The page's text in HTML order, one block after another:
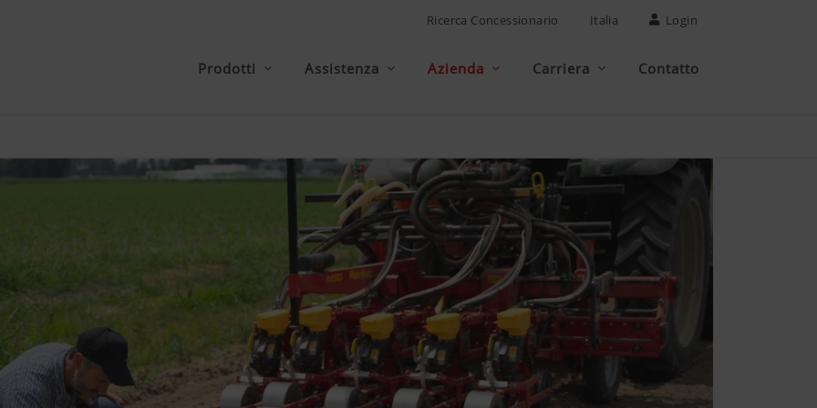
Ricerca Concessionario Italia Login
Prodotti Assistenza Azienda Carriera Contatto